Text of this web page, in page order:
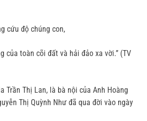
cứu độ chúng con,
của toàn cõi đất và hải đảo xa vời.” (TV
Trần Thị Lan, là bà nội của Anh Hoàng
Thị Quỳnh Như đã qua đời vào ngày